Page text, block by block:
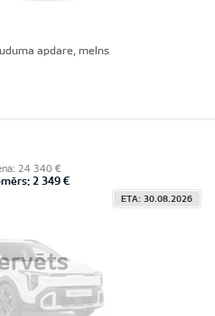
apdare, melns
24 340 €
2 349 €
ETA: 30.08.2026